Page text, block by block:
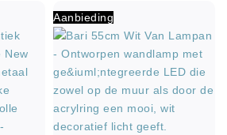
Aanbieding